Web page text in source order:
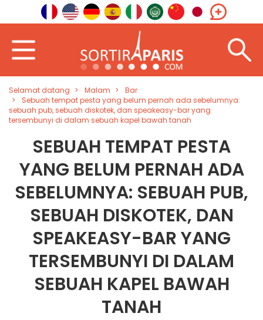
Selamat datang Malam
Bar
Sebuah tempat pesta yang belum pernah ada sebelumnya:
sebuah pub, sebuah diskotek, dan speakeasy-bar yang
tersembunyi di dalam sebuah kapel bawah tanah
SEBUAH TEMPAT PESTA
YANG BELUM PERNAH ADA
SEBELUMNYA: SEBUAH PUB,
SEBUAH DISKOTEK, DAN
SPEAKEASY-BAR YANG
TERSEMBUNYI DI DALAM
SEBUAH KAPEL BAWAH
TANAH